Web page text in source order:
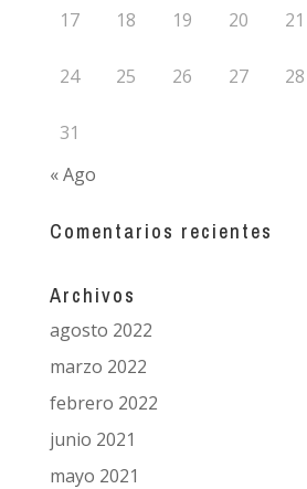
17 18 19 20 21
24 25 26 27 28
31
« Ago
Comentarios recientes
Archivos
agosto 2022
marzo 2022
febrero 2022
junio 2021
mayo 2021